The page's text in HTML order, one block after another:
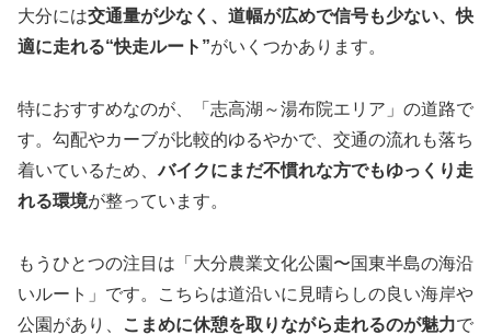
大分には交通量が少なく、道幅が広めで信号も少ない、快
適に走れる“快走ルート”がいくつかあります。
特におすすめなのが、「志高湖～湯布院エリア」の道路で
す。勾配やカーブが比較的ゆるやかで、交通の流れも落ち
着いているため、バイクにまだ不慣れな方でもゆっくり走
れる環境が整っています。
もうひとつの注目は「大分農業文化公園〜国東半島の海沿
いルート」です。こちらは道沿いに見晴らしの良い海岸や
公園があり、
こまめに休憩を取りながら走れるのが魅力で